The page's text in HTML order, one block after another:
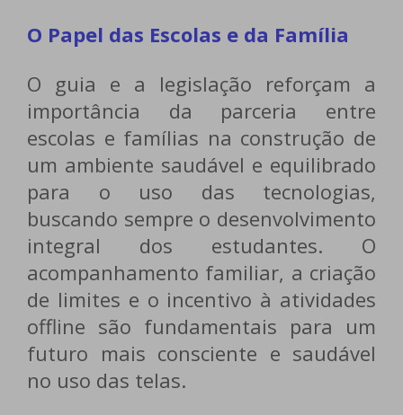
O Papel das Escolas e da Família
O guia e a legislação reforçam a
importância da parceria entre
escolas e famílias na construção de
um ambiente saudável e equilibrado
para o uso das tecnologias,
buscando sempre o desenvolvimento
integral dos estudantes. O
acompanhamento familiar, a criação
de limites e o incentivo à atividades
offline são fundamentais para um
futuro mais consciente e saudável
no uso das telas.